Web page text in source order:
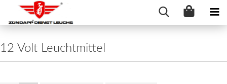
12 Volt Leuchtmittel